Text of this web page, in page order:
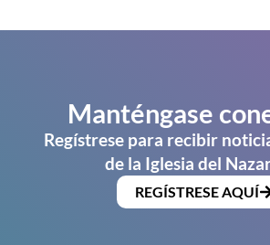
Manténgase
Regístrese para recibir
de la Iglesia del
REGÍSTRESE AQUÍ